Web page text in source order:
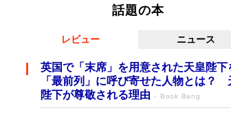
話題の本
レビュー ニュース
英国で「末席」を用意された天皇陛下
「最前列」に呼び寄せた人物とは？
陛下が尊敬される理由
Book Bang